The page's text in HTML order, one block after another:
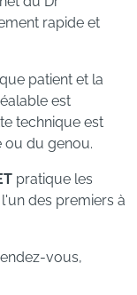
rapide et
patient et la
est
technique est
ou du genou.
pratique les
des premiers à
vous,